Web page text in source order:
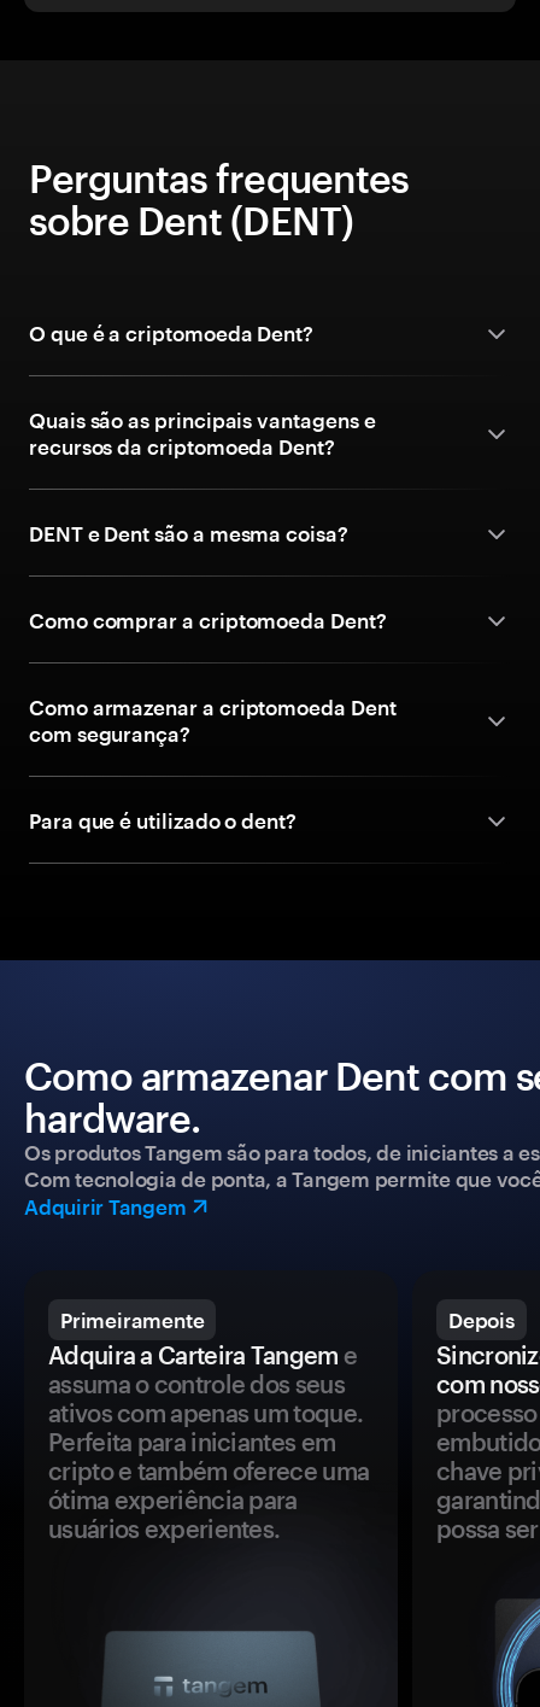
Perguntas frequentes
sobre Dent (DENT)
O que é a criptomoeda Dent?
Quais são as principais vantagens e
recursos da criptomoeda Dent?
DENT e Dent são a mesma coisa?
Como comprar a criptomoeda Dent?
Como armazenar a criptomoeda Dent
com segurança?
Para que é utilizado o dent?
Como armazenar Dent com
hardware.
Os produtos Tangem são para todos, de iniciantes a
Com tecnologia de ponta, a Tangem permite que
Adquirir Tangem
Primeiramente
Adquira a Carteira Tangem e
assuma o controle dos seus
ativos com apenas um toque.
Perfeita para iniciantes em
cripto e também oferece uma
ótima experiência para
usuários experientes.
Depois
com
chave
possa